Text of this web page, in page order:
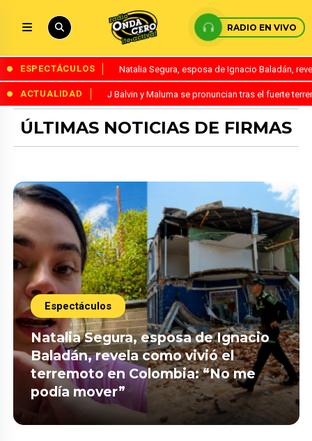
RADIO EN VIVO
ESPECTÁCULOS Natalia Segura, esposa de Ignacio Baladán,
ACTUALIDAD J Balvin y Maluma se pronuncian tras el fuerte
ÚLTIMAS NOTICIAS DE FIRMAS
Espectáculos
Natalia Segura, esposa de Ignacio
Baladán, revela como vivió el
terremoto en Colombia: “No me
podía mover”